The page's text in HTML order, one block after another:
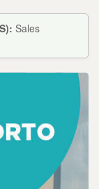
Sales